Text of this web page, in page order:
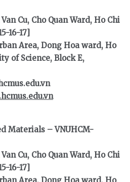
Cu, Cho Quan Ward, Ho Chi
16-17]
Area, Dong Hoa ward, Ho
of Science, Block E,
Materials – VNUHCM-
Cu, Cho Quan Ward, Ho Chi
16-17]
Area, Dong Hoa ward, Ho